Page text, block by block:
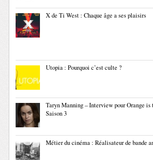
X de Ti West : Chaque âge a ses plaisirs
Utopia : Pourquoi c’est culte ?
Taryn Manning – Interview pour Orange is
Saison 3
Métier du cinéma : Réalisateur de bande